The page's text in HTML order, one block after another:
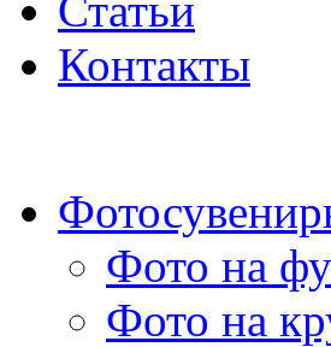
Контакты
Фото на
Фото на